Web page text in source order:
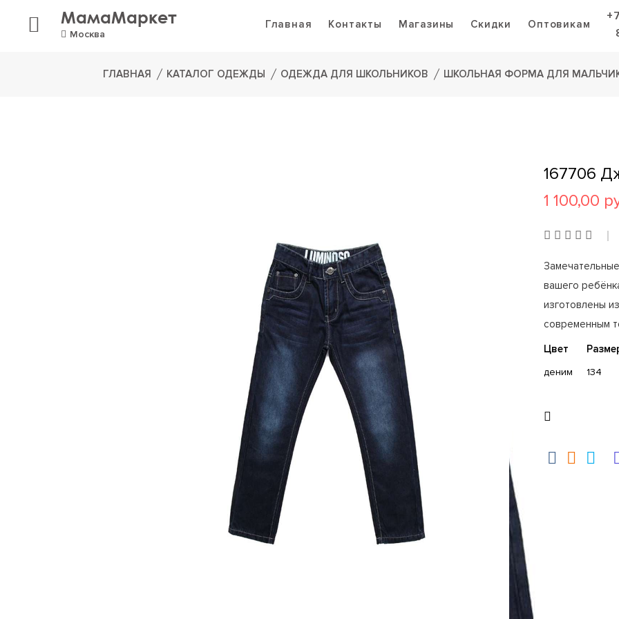
МамаМаркет
Москва
Главная Контакты Магазины Скидки Оптовикам
ГЛАВНАЯ КАТАЛОГ ОДЕЖДЫ ОДЕЖДА ДЛЯ ШКОЛЬНИКОВ ШКОЛЬНАЯ ФОРМА ДЛЯ
167706
1 100,00
вашего
изготовлены
современным
Цвет
деним 134